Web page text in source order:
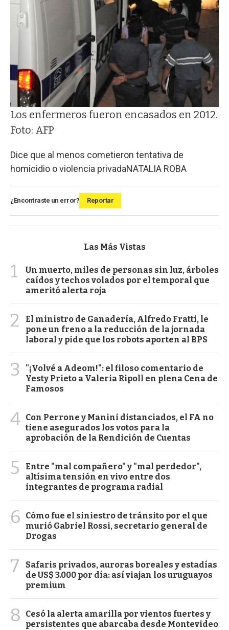
Los enfermeros fueron encasados en 2012.
Foto: AFP
Dice que al menos cometieron tentativa de
homicidio o violencia privadaNATALIA ROBA
¿Encontraste un error? Reportar
Las Más Vistas
1
Un muerto, miles de personas sin luz, árboles
caídos y techos volados por el temporal que
ameritó alerta roja
2
El ministro de Ganadería, Alfredo Fratti, le
pone un freno a la reducción de la jornada
laboral y pide que los robots aporten al BPS
3
"¡Volvé a Adeom!": el filoso comentario de
Yesty Prieto a Valeria Ripoll en plena Cena de
Famosos
4 Con Perrone y Manini distanciados, el FA no
tiene asegurados los votos para la
aprobación de la Rendición de Cuentas
5
Entre "mal compañero" y "mal perdedor",
altísima tensión en vivo entre dos
integrantes de programa radial
6
Cómo fue el siniestro de tránsito por el que
murió Gabriel Rossi, secretario general de
Drogas
7
Safaris privados, auroras boreales y estadías
de US$ 3.000 por día: así viajan los uruguayos
premium
8
Cesó la alerta amarilla por vientos fuertes y
persistentes que abarcaba desde Montevideo